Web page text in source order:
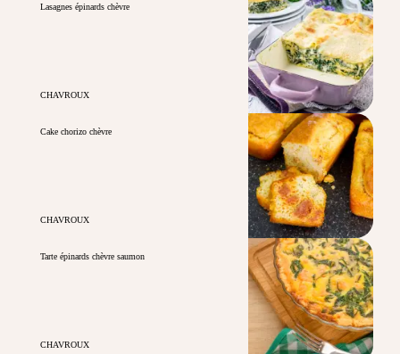
Lasagnes épinards chèvre
CHAVROUX
Cake chorizo chèvre
CHAVROUX
Tarte épinards chèvre saumon
CHAVROUX